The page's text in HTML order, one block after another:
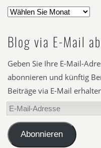
Blog via E-Mail
Geben Sie Ihre E-Mail-
abonnieren und künftig
Beiträge via E-Mail
E-
Mail-
AdresseAbonnieren